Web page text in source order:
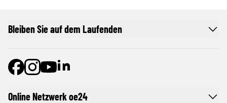
Online Netzwerk oe24
Bleiben Sie auf dem Laufenden